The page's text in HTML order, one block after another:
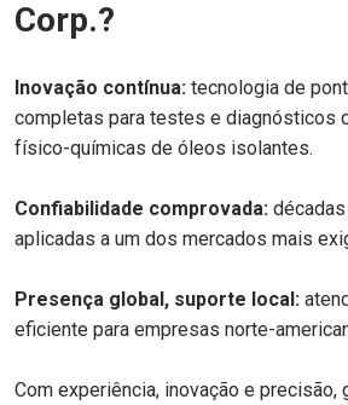
Corp.?
Inovação contínua: tecnologia de
completas para testes e diagnósticos
físico-químicas de óleos isolantes.
Confiabilidade comprovada:
aplicadas a um dos mercados mais
Presença global, suporte local:
eficiente para empresas norte-
Com experiência, inovação e precisão,